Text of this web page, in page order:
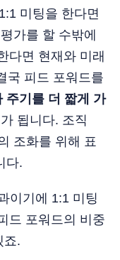
미팅을 한다면
가를 할 수밖에
다면 현재와 미래
국 피드 포워드를
주기를 더 짧게 가
가 됩니다. 조직
조화를 위해 표
다.
이기에 1:1 미팅
드 포워드의 비중
죠.